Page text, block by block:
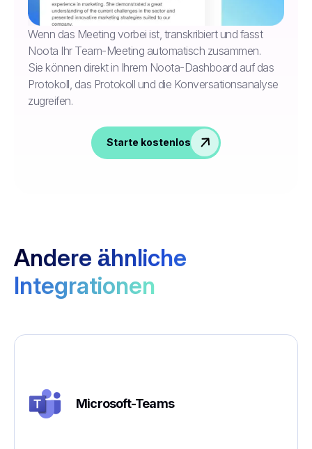
Wenn das Meeting vorbei ist, transkribiert und fasst
Noota Ihr Team-Meeting automatisch zusammen.
Sie können direkt in Ihrem Noota-Dashboard auf das
Protokoll, das Protokoll und die Konversationsanalyse
zugreifen.
Starte kostenlos
Andere ähnliche
Integrationen
Microsoft-Teams